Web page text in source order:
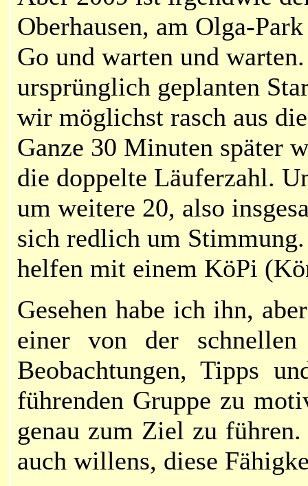
Oberhausen, am Olga-
Go und warten und
ursprünglich geplanten
wir möglichst rasch aus
Ganze 30 Minuten später
die doppelte Läuferzahl.
um weitere 20, also
sich redlich um
helfen mit einem KöPi
Gesehen habe ich ihn,
einer von der
Beobachtungen, Tipps
führenden Gruppe zu
genau zum Ziel zu
auch willens, diese